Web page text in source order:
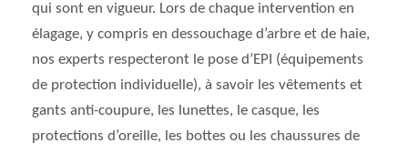
qui sont en vigueur. Lors de chaque intervention en
élagage, y compris en dessouchage d’arbre et de haie,
nos experts respecteront le pose d’EPI (équipements
de protection individuelle), à savoir les vêtements et
gants anti-coupure, les lunettes, le casque, les
protections d’oreille, les bottes ou les chaussures de